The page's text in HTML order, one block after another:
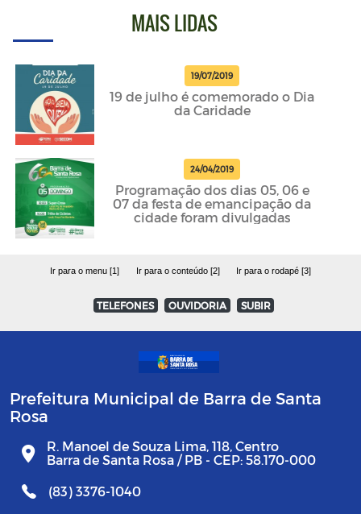
MAIS LIDAS
19/07/2019
19 de julho é comemorado o Dia
da Caridade
24/04/2019
Programação dos dias 05, 06 e
07 da festa de emancipação da
cidade foram divulgadas
Ir para o menu [1] Ir para o conteúdo [2] Ir para o rodapé [3]
TELEFONES OUVIDORIA SUBIR
Prefeitura Municipal de Barra de Santa
Rosa
R. Manoel de Souza Lima, 118, Centro
Barra de Santa Rosa / PB - CEP: 58.170-000
(83) 3376-1040